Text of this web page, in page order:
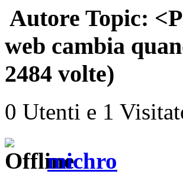
Autore Topic:
web cambia
2484 volte)
0 Utenti e 1
michro